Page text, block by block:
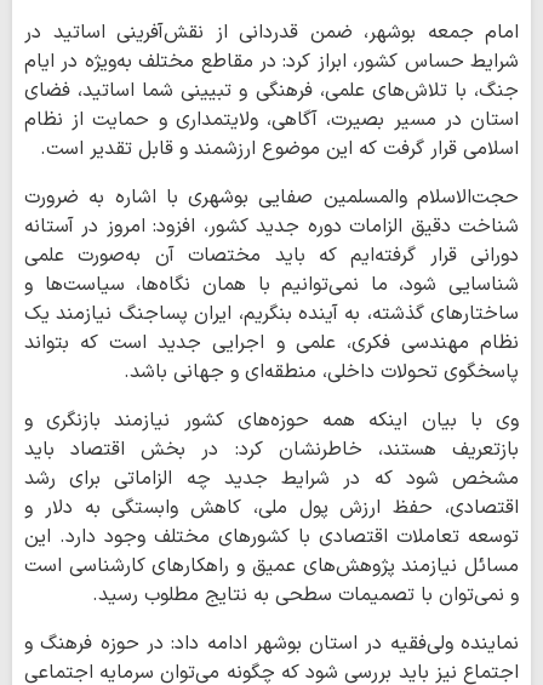
امام جمعه بوشهر، ضمن قدردانی از نقش‌آفرینی اساتید در
شرایط حساس کشور، ابراز کرد: در مقاطع مختلف به‌ویژه در ایام
جنگ، با تلاش‌های علمی، فرهنگی و تبیینی شما اساتید، فضای
استان در مسیر بصیرت، آگاهی، ولایتمداری و حمایت از نظام
اسلامی قرار گرفت که این موضوع ارزشمند و قابل تقدیر است.
حجت‌الاسلام والمسلمین صفایی بوشهری با اشاره به ضرورت
شناخت دقیق الزامات دوره جدید کشور، افزود: امروز در آستانه
دورانی قرار گرفته‌ایم که باید مختصات آن به‌صورت علمی
شناسایی شود، ما نمی‌توانیم با همان نگاه‌ها، سیاست‌ها و
ساختارهای گذشته، به آینده بنگریم، ایران پساجنگ نیازمند یک
نظام مهندسی فکری، علمی و اجرایی جدید است که بتواند
پاسخگوی تحولات داخلی، منطقه‌ای و جهانی باشد.
وی با بیان اینکه همه حوزه‌های کشور نیازمند بازنگری و
بازتعریف هستند، خاطرنشان کرد: در بخش اقتصاد باید
مشخص شود که در شرایط جدید چه الزاماتی برای رشد
اقتصادی، حفظ ارزش پول ملی، کاهش وابستگی به دلار و
توسعه تعاملات اقتصادی با کشورهای مختلف وجود دارد. این
مسائل نیازمند پژوهش‌های عمیق و راهکارهای کارشناسی است
و نمی‌توان با تصمیمات سطحی به نتایج مطلوب رسید.
نماینده ولی‌فقیه در استان بوشهر ادامه داد: در حوزه فرهنگ و
اجتماع نیز باید بررسی شود که چگونه می‌توان سرمایه اجتماعی